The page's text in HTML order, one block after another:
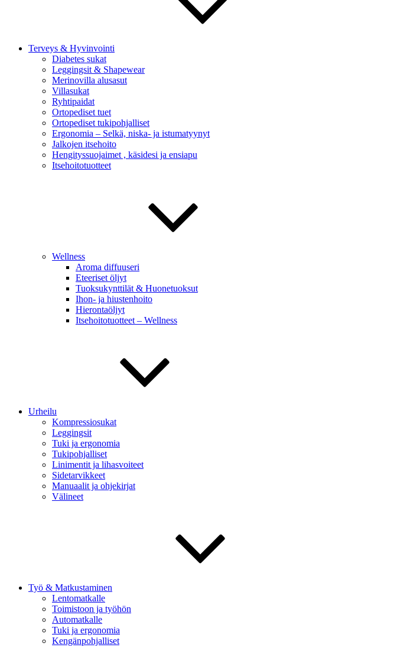
Terveys & Hyvinvointi
Diabetes sukat
Leggingsit & Shapewear
Merinovilla alusasut
Villasukat
Ryhtipaidat
Ortopediset tuet
Ortopediset tukipohjalliset
Ergonomia – Selkä, niska- ja istumatyynyt
Jalkojen itsehoito
Hengityssuojaimet , käsidesi ja ensiapu
Itsehoitotuotteet
Wellness
Aroma diffuuseri
Eteeriset öljyt
Tuoksukynttilät & Huonetuoksut
Ihon- ja hiustenhoito
Hierontaöljyt
Itsehoitotuotteet – Wellness
Urheilu
Kompressiosukat
Leggingsit
Tuki ja ergonomia
Tukipohjalliset
Linimentit ja lihasvoiteet
Sidetarvikkeet
Manuaalit ja ohjekirjat
Välineet
Työ & Matkustaminen
Lentomatkalle
Toimistoon ja työhön
Automatkalle
Tuki ja ergonomia
Kengänpohjalliset